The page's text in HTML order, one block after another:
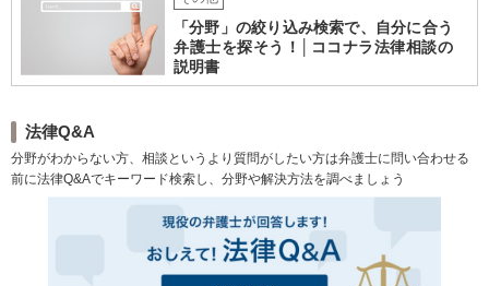
ンスの早さも大きな魅力の一つです。 【コメント】 中小企業だからといっ
て、顧問弁護士が必要ないという理由はありません。むしろ、小さな会社の
方が取引先から舐められたり契約書の穴を突かれたりして、対価が支払われ
ないということは多々あります。まずはそうならないようにビジネスモデル
約をいただいてその範囲内で柔軟に対応していくということがベストである
「分野」の絞り込み検索で、自分に合う
弁護士を探そう！│ココナラ法律相談の
説明書
法律Q&A
分野がわからない方、相談というより質問がしたい方は弁護士に問い合わせる
前に法律Q&Aでキーワード検索し、分野や解決方法を調べましょう